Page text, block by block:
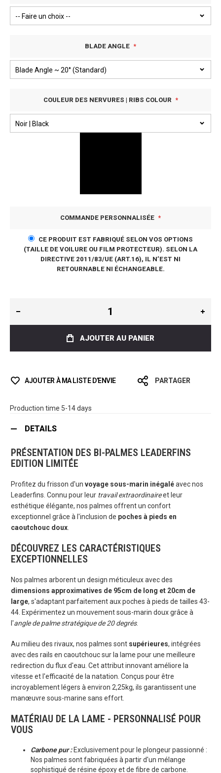
BLADE ANGLE
COULEUR DES NERVURES | RIBS COLOUR
COMMANDE PERSONNALISÉE
CE PRODUIT EST FABRIQUÉ SELON VOS OPTIONS
(TAILLE DE VOILURE OU FILM PROTECTEUR). SELON LA
DIRECTIVE 2011/83/UE (ART.16), IL N’EST NI
RETOURNABLE NI ÉCHANGEABLE.
AJOUTER AU PANIER
AJOUTER À MA LISTE D’ENVIE PARTAGER
Production time 5-14 days
DETAILS
PRÉSENTATION DES BI-PALMES LEADERFINS
EDITION LIMITÉE
Profitez du frisson d'un voyage sous-marin inégaléavec nos
Leaderfins. Connu pour leur travail extraordinaireet leur
esthétique élégante, nos palmes offrent un confort
exceptionnel grâce à l'inclusion de poches à pieds en
caoutchouc doux
DÉCOUVREZ LES CARACTÉRISTIQUES
EXCEPTIONNELLES
Nos palmes arborent un design méticuleux avec des
dimensions approximatives de 95cm de long et 20cm de
large, s'adaptant parfaitement aux poches à pieds de tailles 43-
44. Expérimentez un mouvement sous-marin doux grâce à
l'angle de palme stratégique de 20 degrés.
Au milieu des rivaux, nos palmes sont supérieures, intégrées
avec des rails en caoutchouc sur la lame pour une meilleure
redirection du flux d'eau. Cet attribut innovant améliore la
vitesse et l'efficacité de la natation. Conçus pour être
incroyablement légers à environ 2,25kg, ils garantissent une
manœuvre sous-marine sans effort.
MATÉRIAU DE LA LAME - PERSONNALISÉ POUR
VOUS
Carbone pur : Exclusivement pour le plongeur passionné :
Nos palmes sont fabriquées à partir d'un mélange
sophistiqué de résine époxy et de fibre de carbone.